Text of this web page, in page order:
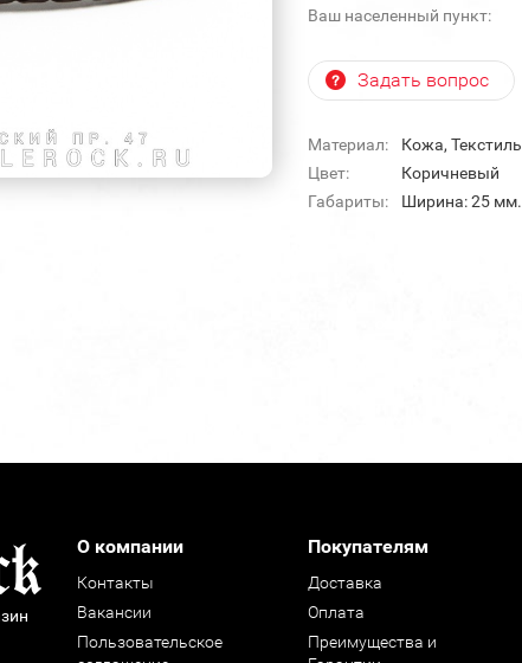
Ваш населенный пункт:
Задать вопрос
Материал:
Кожа, Текстиль
Цвет:
Коричневый
Габариты:
Ширина: 25 мм.
О компании
Контакты
Вакансии
Пользовательское
Покупателям
Доставка
Оплата
Преимущества и